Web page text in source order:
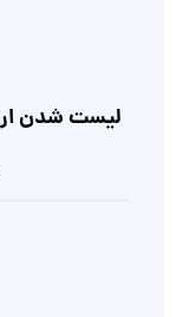
لیست شدن